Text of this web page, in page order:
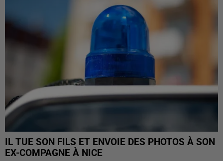
IL TUE SON FILS ET ENVOIE DES PHOTOS À SON
EX-COMPAGNE À NICE